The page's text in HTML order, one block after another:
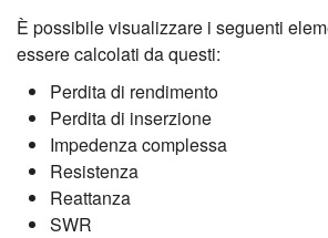
È possibile visualizzare i seguenti
essere calcolati da questi:
Perdita di rendimento
Perdita di inserzione
Impedenza complessa
Resistenza
Reattanza
SWR